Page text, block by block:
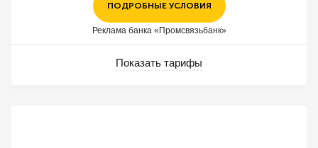
ПОДРОБНЫЕ УСЛОВИЯ
Реклама банка «Промсвязьбанк»
Показать тарифы